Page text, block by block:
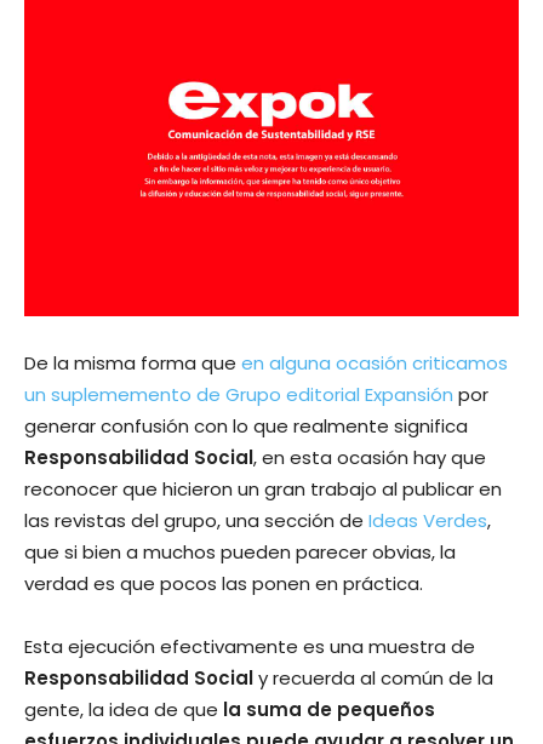
De la misma forma que en alguna ocasión criticamos
un suplememento de Grupo editorial Expansión por
generar confusión con lo que realmente significa
Responsabilidad Social, en esta ocasión hay que
reconocer que hicieron un gran trabajo al publicar en
las revistas del grupo, una sección de Ideas Verdes,
que si bien a muchos pueden parecer obvias, la
verdad es que pocos las ponen en práctica.
Esta ejecución efectivamente es una muestra de
Responsabilidad Socialy recuerda al común de la
gente, la idea de que la suma de pequeños